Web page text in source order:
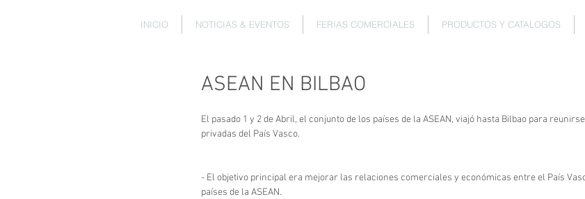
INICIO NOTICIAS & EVENTOS FERIAS COMERCIALES PRODUCTOS Y CATALOGOS
ASEAN EN BILBAO
El pasado 1 y 2 de Abril, el conjunto de los países de la ASEAN, viajó hasta Bilbao para
privadas del País Vasco.
- El objetivo principal era mejorar las relaciones comerciales y económicas entre el País
países de la ASEAN.